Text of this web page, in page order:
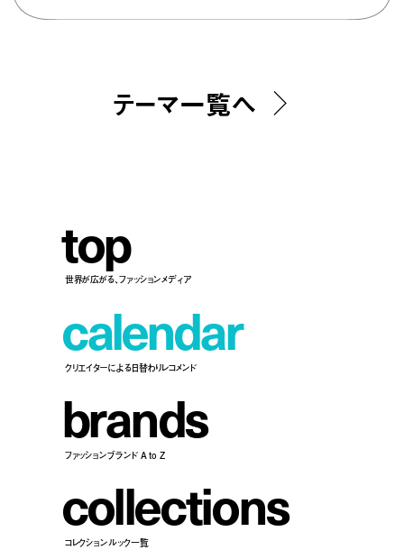
テーマ一覧へ
top
世界が広がる、ファッションメディア
calendar
クリエイターによる日替わりレコメンド
brands
ファッションブランド A to Z
collections
コレクションルック一覧